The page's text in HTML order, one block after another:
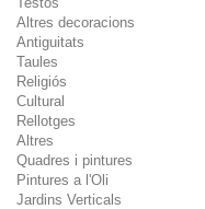
Altres decoracions
Antiguitats
Taules
Religiós
Cultural
Rellotges
Altres
Quadres i pintures
Pintures a l'Oli
Jardins Verticals